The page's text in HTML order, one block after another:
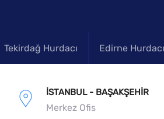
Tekirdağ Hurdacı Edirne Hurdacı
İSTANBUL - BAŞAKŞEHIR
Merkez Ofis